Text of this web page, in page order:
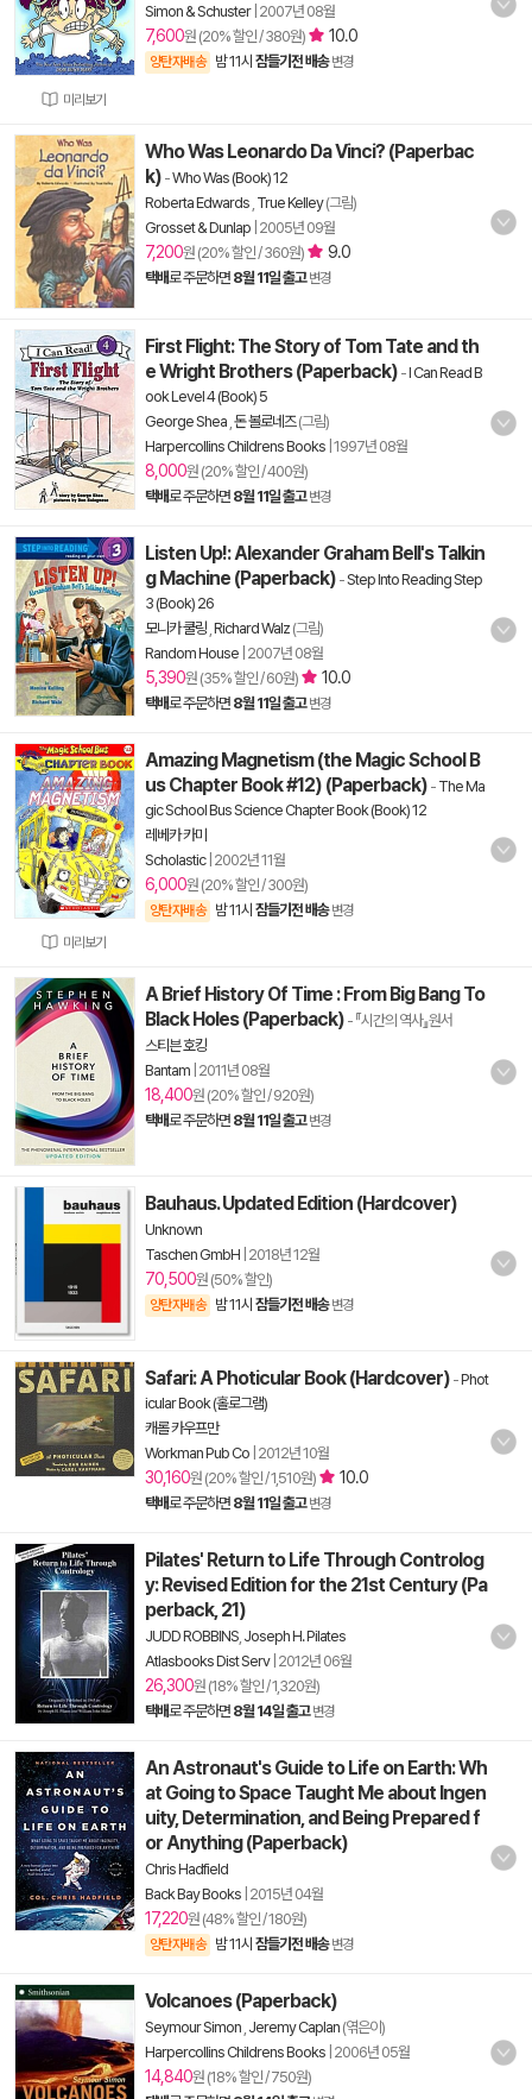
미리보기
Simon & Schuster| 2007년 08월
7,600원 (20% 할인 / 380원) 10.0
양탄자배송 밤 11시 잠들기전 배송 변경
Who Was Leonardo Da Vinci? (Paperbac
k) -Who Was (Book) 12
Roberta Edwards True Kelley(그림)
Grosset & Dunlap 2005년 09월
7,200원 (20% 할인 / 360원) 9.0
택배로 주문하면 8월 11일 출고 변경
First Flight: The Story of Tom Tate and th
e Wright Brothers (Paperback) -I Can Read B
ook Level 4 (Book) 5
George Shea 돈 볼로네즈(그림)
Harpercollins Childrens Books 1997년 08월
8,000원 (20% 할인 / 400원)
택배로 주문하면 8월 11일 출고 변경
Listen Up!: Alexander Graham Bell's Talkin
g Machine (Paperback) -Step Into Reading Step
3 (Book) 26
모니카 쿨링 Richard Walz (그림)
Random House 2007년 08월
5,390원 (35% 할인 / 60원) 10.0
택배로 주문하면 8월 11일 출고 변경
미리보기
Amazing Magnetism (the Magic School B
us Chapter Book #12) (Paperback) - The Ma
gic School Bus Science Chapter Book (Book) 12
레베카 카미
Scholastic| 2002년 11월
6,000원 (20% 할인 / 300원)
양탄자배송 밤 11시 잠들기전 배송 변경
A Brief History Of Time : From Big Bang To
Black Holes (Paperback) - 『시간의 역사』원서
스티븐 호킹
Bantam 2011년 08월
18,400원 (20% 할인 / 920원)
택배로 주문하면 8월 11일 출고 변경
Bauhaus. Updated Edition (Hardcover)
Unknown
Taschen GmbH 2018년 12월
70,500원 (50% 할인)
양탄자배송 밤 11시 잠들기전 배송 변경
Safari: A Photicular Book (Hardcover) -Phot
icular Book (홀로그램)
캐롤 카우프만
Workman Pub Co 2012년 10월
30,160원 (20% 할인 / 1,510원) 10.0
택배로 주문하면 8월 11일 출고 변경
Pilates' Return to Life Through Controlog
y: Revised Edition for the 21st Century (Pa
perback, 21)
JUDD ROBBINS Joseph H. Pilates
Atlasbooks Dist Serv| 2012년 06월
26,300원 (18% 할인 / 1,320원)
택배로 주문하면 8월 14일 출고 변경
An Astronaut's Guide to Life on Earth: Wh
at Going to Space Taught Me about Ingen
uity, Determination, and Being Prepared f
or Anything (Paperback)
Chris Hadfield
Back Bay Books 2015년 04월
17,220원 (48% 할인 / 180원)
양탄자배송 밤 11시 잠들기전 배송 변경
Volcanoes (Paperback)
Seymour Simon Jeremy Caplan (엮은이)
Harpercollins Childrens Books 2006년 05월
14,840원 (18% 할인 / 750원)